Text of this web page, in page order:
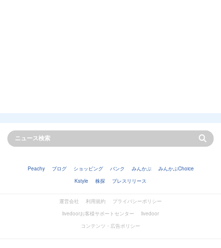
Peachy ブログ ショッピング バンク みんかぶ
みんかぶChoice
Kstyle
株探 プレスリリース
運営会社 利用規約
プライバシーポリシー
livedoorお客様サポートセンター
livedoor
コンテンツ・広告ポリシー